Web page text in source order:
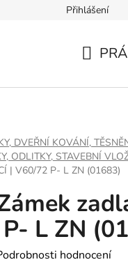
Přihlášení
DVEŘNÍ KOVÁNÍ,
ODLITKY, STAVEBNÍ
| V60/72 P- L ZN (01683)
L ZN
hodnocení